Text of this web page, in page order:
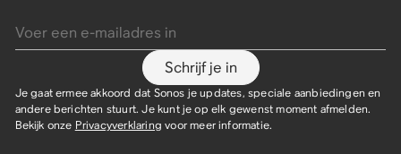
Schrijf je in
Je gaat ermee akkoord dat Sonos je updates, speciale aanbiedingen en
andere berichten stuurt. Je kunt je op elk gewenst moment afmelden.
Bekijk onze Privacyverklaring voor meer informatie.